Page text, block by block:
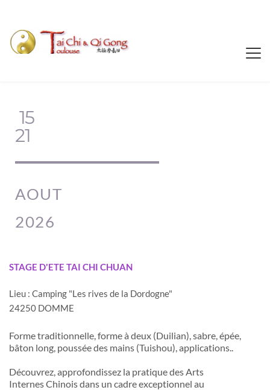
15
21
AOUT
2026
STAGE D'ETE TAI CHI CHUAN
Lieu : Camping "Les rives de la Dordogne"
24250 DOMME
Forme traditionnelle, forme à deux (Duilian), sabre, épée,
bâton long, poussée des mains (Tuishou), applications..
Découvrez, approfondissez la pratique des Arts
Internes Chinois dans un cadre exceptionnel au